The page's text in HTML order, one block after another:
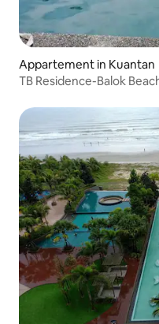
Appartement in Kuantan
TB Residence-Balok